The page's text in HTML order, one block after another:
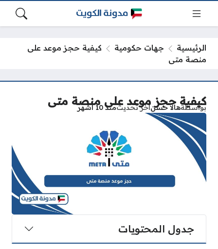
الرئيسية جهات حكومية
كيفية حجز موعد على
منصة متى
كيفية حجز موعد على منصة متى
بواسطةهالا حسنآخر تحديثمنذ 10 أشهر
جدول المحتويات